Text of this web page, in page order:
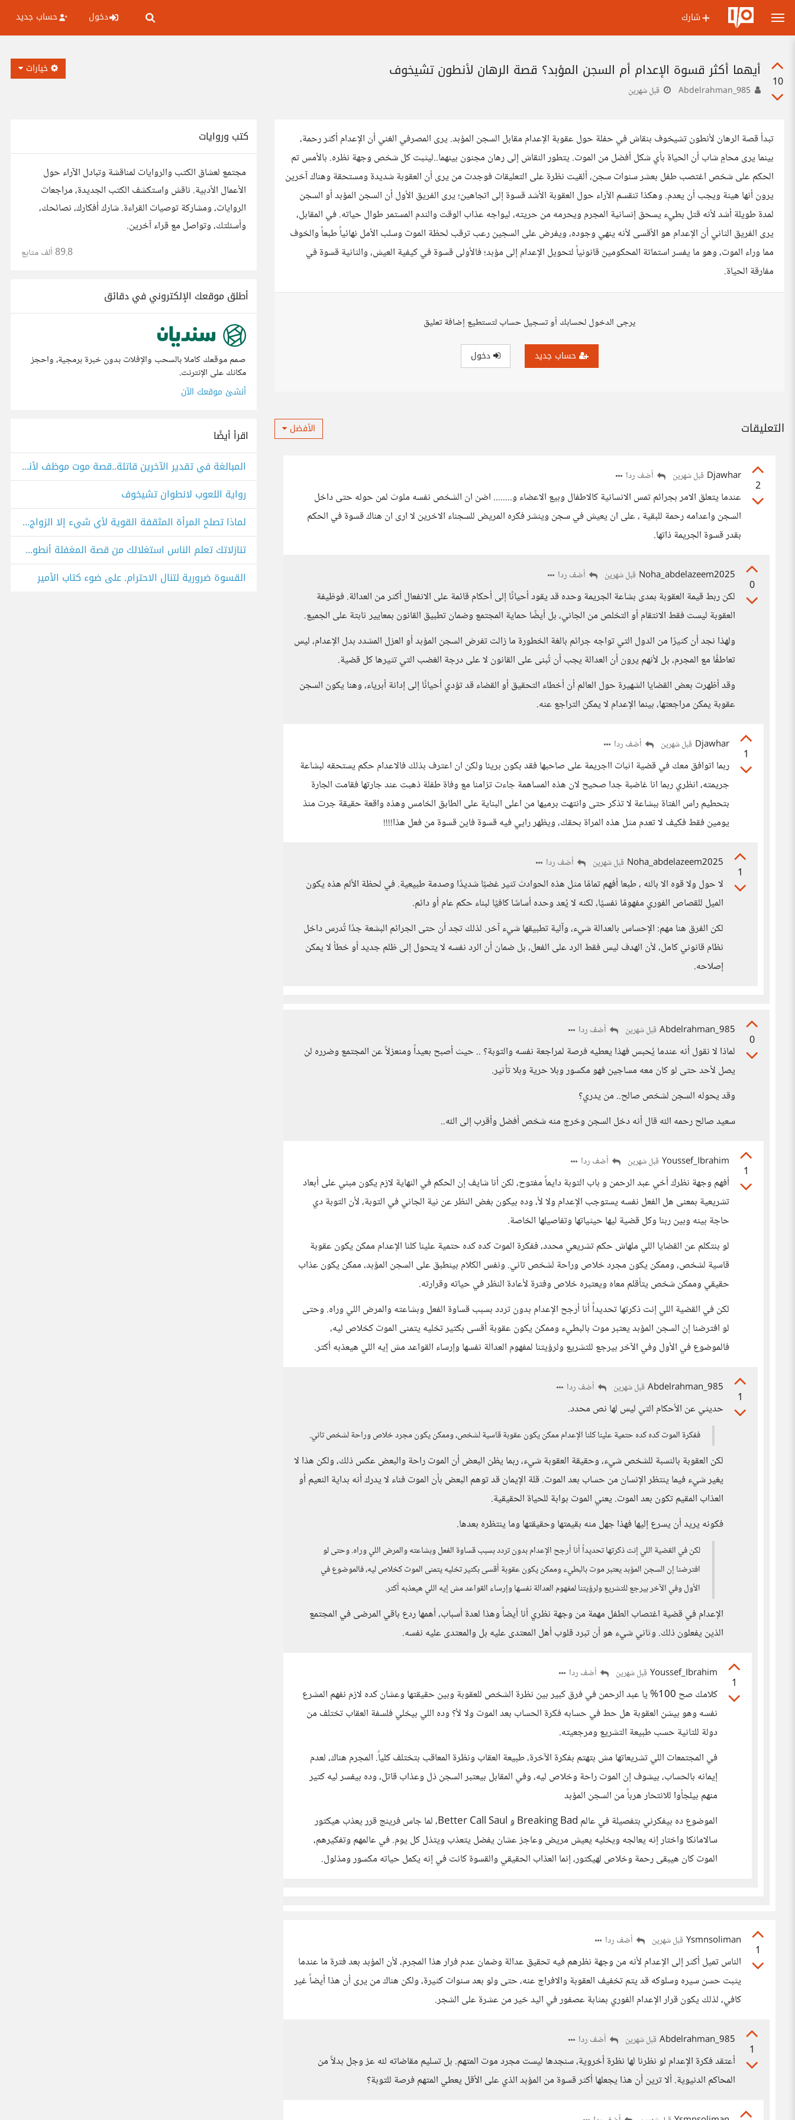
شارك دخول حساب جديد
10
أيهما أكثر قسوة الإعدام أم السجن المؤبد؟ قصة الرهان لأنطون تشيخوف
قبل شهرين
خيارات
تبدأ قصة الرهان لأنطون تشيخوف بنقاش في حفلة حول عقوبة الإعدام مقابل السجن المؤبد. يرى المصرفي الغني أن الإعدام أكثر رحمة،
بينما يرى محامٍ شاب أن الحياة بأي شكل أفضل من الموت. يتطور النقاش إلى رهان مجنون بينهما..ليثبت كل شخص وجهة نظره. بالأمس تم
الحكم على شخص اغتصب طفل بعشر سنوات سجن، ألقيت نظرة على التعليقات فوجدت من يرى أن العقوبة شديدة ومستحقة وهناك آخرين
يرون أنها هينة ويجب أن يعدم. وهكذا تنقسم الآراء حول العقوبة الأشد قسوة إلى اتجاهين؛ يرى الفريق الأول أن السجن المؤبد أو السجن
لمدة طويلة أشد لأنه قتل بطيء يسحق إنسانية المجرم ويحرمه من حريته، ليواجه عذاب الوقت والندم المستمر طوال حياته. في المقابل،
يرى الفريق الثاني أن الإعدام هو الأقسى لأنه ينهي وجوده، ويفرض على السجين رعب ترقب لحظة الموت وسلب الأمل نهائياً طبعاً والخوف
مما وراء الموت، وهو ما يفسر استماتة المحكومين قانونياً لتحويل الإعدام إلى مؤبد؛ فالأولى قسوة في كيفية العيش، والثانية قسوة في
مفارقة الحياة.
يرجى الدخول لحسابك أو تسجيل حساب لتستطيع إضافة تعليق
حساب جديد دخول
التعليقات الأفضل
2
Djawhar قبل شهرين أضف ردا
عندما يتعلق الامر بجرائم تمس الانسانية كالاطفال وبيع الاعضاء و........ اضن ان الشخص نفسه ملوث لمن حوله حتى داخل
السجن واعدامه رحمة للبقية ، على ان يعيش في سجن وينشر فكره المريض للسجناء الاخرين لا ارى ان هناك قسوة في الحكم
بقدر قسوة الجريمة ذاتها.
0
Noha_abdelazeem2025 قبل شهرين أضف ردا
لكن ربط قيمة العقوبة بمدى بشاعة الجريمة وحده قد يقود أحيانًا إلى أحكام قائمة على الانفعال أكثر من العدالة. فوظيفة
العقوبة ليست فقط الانتقام أو التخلص من الجاني، بل أيضًا حماية المجتمع وضمان تطبيق القانون بمعايير ثابتة على الجميع.
ولهذا نجد أن كثيرًا من الدول التي تواجه جرائم بالغة الخطورة ما زالت تفرض السجن المؤبد أو العزل المشدد بدل الإعدام، ليس
تعاطفًا مع المجرم، بل لأنهم يرون أن العدالة يجب أن تُبنى على القانون لا على درجة الغضب التي تثيرها كل قضية.
وقد أظهرت بعض القضايا الشهيرة حول العالم أن أخطاء التحقيق أو القضاء قد تؤدي أحيانًا إلى إدانة أبرياء، وهنا يكون السجن
عقوبة يمكن مراجعتها، بينما الإعدام لا يمكن التراجع عنه.
1
Djawhar قبل شهرين أضف ردا
ربما اتوافق معك في قضية اثبات ااجريمة على صاحبها فقد بكون بريئا ولكن ان اعترف بذلك فالاعدام حكم يستحقه لبشاعة
جريمته، انظري ربما انا غاضبة جدا صحيح لان هذه المساهمة جاءت تزامنا مع وفاة طفلة ذهبت عند جارتها فقامت الجارة
بتحطيم راس الفتاة ببشاعة لا تذكر حتى وانتهت برميها من اعلى البناية على الطابق الخامس وهذه واقعة حقيقة جرت منذ
يومين فقط فكيف لا تعدم مثل هذه المراة بحقك، ويظهر رايي فيه قسوة فاين قسوة من فعل هذا!!!!
1
Noha_abdelazeem2025 قبل شهرين أضف ردا
لا حول ولا قوه الا بالله ، طبعا أفهم تمامًا مثل هذه الحوادث تثير غضبًا شديدًا وصدمة طبيعية. في لحظة الألم هذه يكون
الميل للقصاص الفوري مفهومًا نفسيًا، لكنه لا يُعد وحده أساسًا كافيًا لبناء حكم عام أو دائم.
لكن الفرق هنا مهم: الإحساس بالعدالة شيء، وآلية تطبيقها شيء آخر. لذلك تجد أن حتى الجرائم البشعة جدًا تُدرس داخل
نظام قانوني كامل، لأن الهدف ليس فقط الرد على الفعل، بل ضمان أن الرد نفسه لا يتحول إلى ظلم جديد أو خطأ لا يمكن
إصلاحه.
0
Abdelrahman_985 قبل شهرين أضف ردا
لماذا لا نقول أنه عندما يُحبس فهذا يعطيه فرصة لمراجعة نفسه والتوبة؟ .. حيث أصبح بعيداً ومنعزلاً عن المجتمع وضرره لن
يصل لأحد حتى لو كان معه مساجين فهو مكسور وبلا حرية وبلا تأثير.
وقد يحوله السجن لشخص صالح.. من يدري؟
سعيد صالح رحمه الله قال أنه دخل السجن وخرج منه شخص أفضل وأقرب إلى الله..
1
Youssef_Ibrahim قبل شهرين أضف ردا
أفهم وجهة نظرك أخي عبد الرحمن و باب التوبة دايماً مفتوح، لكن أنا شايف إن الحكم في النهاية لازم يكون مبني على أبعاد
تشريعية بمعنى هل الفعل نفسه يستوجب الإعدام ولا لأ، وده بيكون بغض النظر عن نية الجاني في التوبة، لأن التوبة دي
حاجة بينه وبين ربنا وكل قضية ليها حيثياتها وتفاصيلها الخاصة.
لو بنتكلم عن القضايا اللي ملهاش حكم تشريعي محدد، ففكرة الموت كده كده حتمية علينا كلنا الإعدام ممكن يكون عقوبة
قاسية لشخص، وممكن يكون مجرد خلاص وراحة لشخص تاني. ونفس الكلام بينطبق على السجن المؤبد، ممكن يكون عذاب
حقيقي وممكن شخص يتأقلم معاه ويعتبره خلاص وفترة لأعادة النظر في حياته وقرارته.
لكن في القضية اللي إنت ذكرتها تحديداً أنا أرجح الإعدام بدون تردد بسبب قساوة الفعل وبشاعته والمرض اللي وراه. وحتى
لو افترضنا إن السجن المؤبد يعتبر موت بالبطيء وممكن يكون عقوبة أقسى بكتير تخليه يتمنى الموت كخلاص ليه،
فالموضوع في الأول وفي الآخر بيرجع للتشريع ولرؤيتنا لمفهوم العدالة نفسها وإرساء القواعد مش إيه اللي هيعذبه أكتر.
1
Abdelrahman_985 قبل شهرين أضف ردا
حديثي عن الأحكام التي ليس لها نص محدد.
ففكرة الموت كده كده حتمية علينا كلنا الإعدام ممكن يكون عقوبة قاسية لشخص، وممكن يكون مجرد خلاص وراحة لشخص تاني.
لكن العقوبة بالنسبة للشخص شيء، وحقيقة العقوبة شيء، ربما يظن البعض أن الموت راحة والبعض عكس ذلك، ولكن هذا لا
يغير شيء فيما ينتظر الإنسان من حساب بعد الموت. قلة الإيمان قد توهم البعض بأن الموت فناء لا يدرك أنه بداية النعيم أو
العذاب المقيم تكون بعد الموت. يعني الموت بوابة للحياة الحقيقية.
فكونه يريد أن يسرع إليها فهذا جهل منه بقيمتها وحقيقتها وما ينتظره بعدها.
لكن في القضية اللي إنت ذكرتها تحديداً أنا أرجح الإعدام بدون تردد بسبب قساوة الفعل وبشاعته والمرض اللي وراه. وحتى لو
افترضنا إن السجن المؤبد يعتبر موت بالبطيء وممكن يكون عقوبة أقسى بكتير تخليه يتمنى الموت كخلاص ليه، فالموضوع في
الأول وفي الآخر بيرجع للتشريع ولرؤيتنا لمفهوم العدالة نفسها وإرساء القواعد مش إيه اللي هيعذبه أكتر.
الإعدام في قضية اغتصاب الطفل مهمة من وجهة نظري أنا أيضاً وهذا لعدة أسباب، أهمها ردع باقي المرضى في المجتمع
الذين يفعلون ذلك. وثاني شيء هو أن تبرد قلوب أهل المعتدى عليه بل والمعتدى عليه نفسه.
1
Youssef_Ibrahim قبل شهرين أضف ردا
كلامك صح 100% يا عبد الرحمن في فرق كبير بين نظرة الشخص للعقوبة وبين حقيقتها وعشان كده لازم نفهم المشرع
نفسه وهو بيسَن العقوبة هل حط في حسابه فكرة الحساب بعد الموت ولا لأ؟ وده اللي بيخلي فلسفة العقاب تختلف من
دولة للتانية حسب طبيعة التشريع ومرجعيته.
في المجتمعات اللي تشريعاتها مش بتهتم بفكرة الآخرة، طبيعة العقاب ونظرة المعاقب بتختلف كلياً. المجرم هناك، لعدم
إيمانه بالحساب، بيشوف إن الموت راحة وخلاص ليه، وفي المقابل بيعتبر السجن ذل وعذاب قاتل، وده بيفسر ليه كتير
منهم بيلجأوا للانتحار هرباً من السجن المؤبد
الموضوع ده بيفكرني بتفصيلة في عالم Breaking Bad و Better Call Saul، لما جاس فرينج قرر يعذب هيكتور
سالامانكا واختار إنه يعالجه ويخليه يعيش مريض وعاجز عشان يفضل يتعذب ويتذل كل يوم. في عالمهم وتفكيرهم،
الموت كان هيبقى رحمة وخلاص لهيكتور، إنما العذاب الحقيقي والقسوة كانت في إنه يكمل حياته مكسور ومذلول.
1
Ysmnsoliman قبل شهرين أضف ردا
الناس تميل أكثر إلى الإعدام لأنه من وجهة نظرهم فيه تحقيق عدالة وضمان عدم فرار هذا المجرم، لأن المؤبد بعد فترة ما عندما
يثبت حسن سيره وسلوكه قد يتم تخفيف العقوبة والافراج عنه، حتى ولو بعد سنوات كثيرة، ولكن هناك من يرى أن هذا أيضاً غير
كافي، لذلك يكون قرار الإعدام الفوري بمثابة عصفور في اليد خير من عشرة على الشجر.
1
Abdelrahman_985 قبل شهرين أضف ردا
أعتقد فكرة الإعدام لو نظرنا لها نظرة أخروية، سنجدها ليست مجرد موت المتهم. بل تسليم مقاضاته لله عز وجل بدلاً من
المحاكم الدنيوية. ألا ترين أن هذا يجعلها أكثر قسوة من المؤبد الذي على الأقل يعطي المتهم فرصة للتوبة؟
كتب وروايات
مجتمع لعشاق الكتب والروايات لمناقشة وتبادل الآراء حول
الأعمال الأدبية. ناقش واستكشف الكتب الجديدة، مراجعات
الروايات، ومشاركة توصيات القراءة. شارك أفكارك، نصائحك،
وأسئلتك، وتواصل مع قراء آخرين.
89.8 ألف متابع
أطلق موقعك الإلكتروني في دقائق
صمم موقعك كاملا بالسحب والإفلات بدون خبرة برمجية، واحجز
مكانك على الإنترنت.
أنشئ موقعك الآن
اقرأ أيضًا
المبالغة في تقدير الآخرين قاتلة..قصة موت موظف لأنطون تشيخوف
رواية اللعوب لانطوان تشيخوف
لماذا تصلح المرأة المثقفة القوية لأي شيء إلا الزواج؟ من المنزل ذو العلية لأنطون تشيخوف
تنازلاتك تعلم الناس استغلالك من قصة المغفلة أنطون تشيخوف
القسوة ضرورية لتنال الاحترام. على ضوء كتاب الأمير